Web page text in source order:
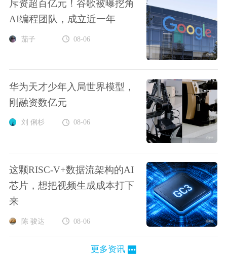
斥资超百亿元！谷歌被曝挖角
AI编程团队，成立近一年
茄子 08-06
华为天才少年入局世界模型，
刚融资数亿元
刘 俐杉 08-06
这颗RISC-V+数据流架构的AI
芯片，想把视频生成成本打下
来
陈 骏达 08-06
更多资讯